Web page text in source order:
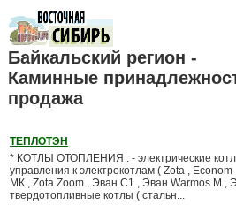
Байкальский регион -
Каминные
продажа
ТЕПЛОТЭН
* КОТЛЫ ОТОПЛЕНИЯ : - электрические
управления к электрокотлам ( Zota ,
МК , Zota Zoom , Эван С1 , Эван Warmos М ,
твердотопливные котлы ( стальн...